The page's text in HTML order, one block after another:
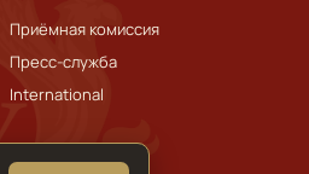
Приёмная комиссия
Пресс-служба
International